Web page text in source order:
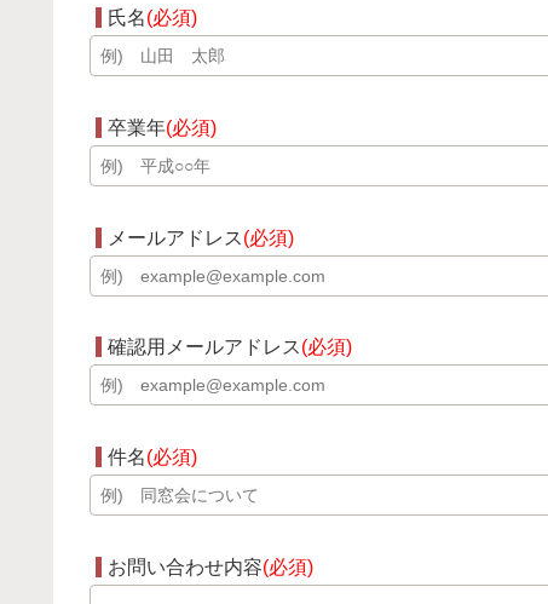
氏名(必須)
卒業年(必須)
メールアドレス(必須)
確認用メールアドレス(必須)
件名(必須)
お問い合わせ内容(必須)